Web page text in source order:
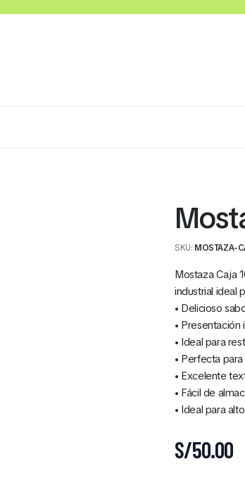
SKU: MOSTAZA-
Mostaza Caja
industrial ideal
• Delicioso
• Presentación
• Ideal para
• Perfecta
• Excelente
• Fácil de
• Ideal para
S/50.00